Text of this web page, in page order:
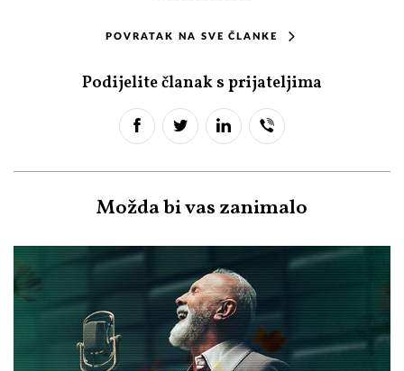
POVRATAK NA SVE ČLANKE
Podijelite članak s prijateljima
Možda bi vas zanimalo